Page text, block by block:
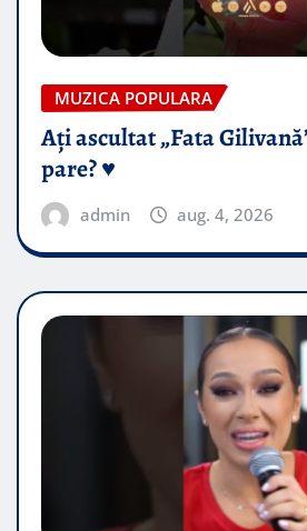
MUZICA POPULARA
Ați ascultat „Fata
pare? ♥️
admin aug. 4, 2026